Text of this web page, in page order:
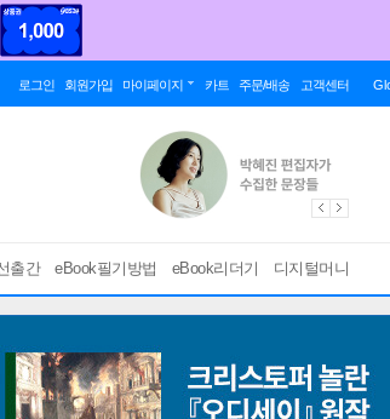
로그인 회원가입 마이페이지 카트 주문/배송 고객센터
출간 eBook필기방법 eBook리더기 디지털머니